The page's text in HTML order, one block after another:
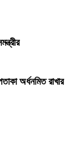
অর্ধনমিত রাখার